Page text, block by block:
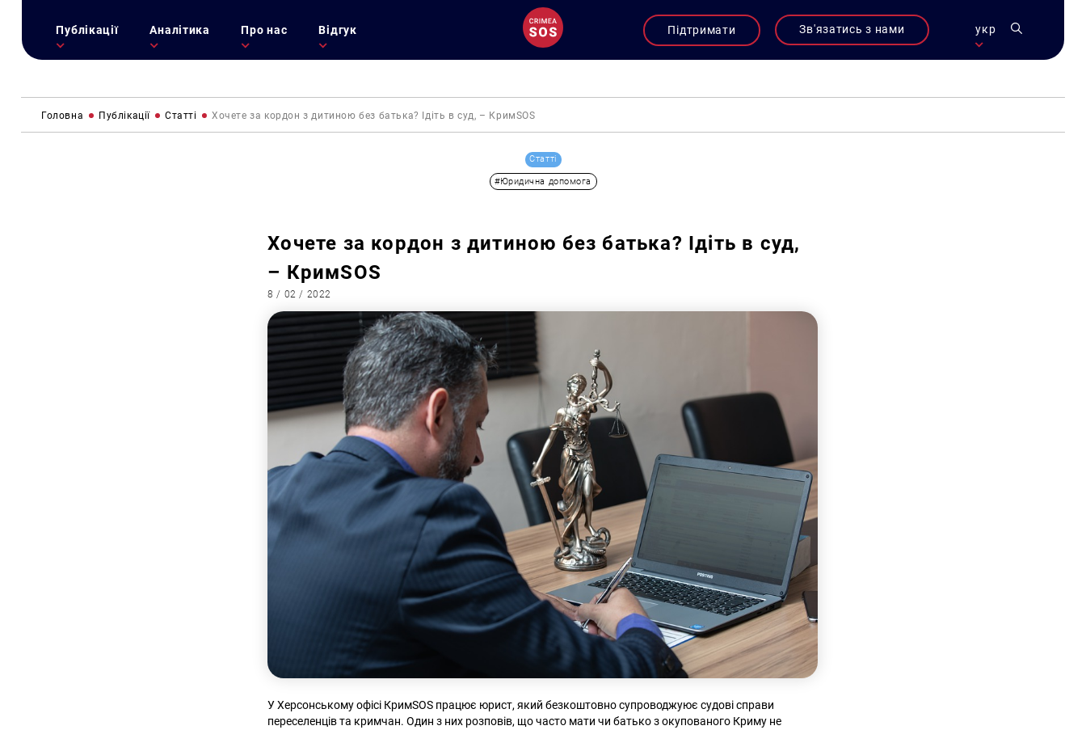
Публікації Аналітика Про нас Відгук Підтримати Зв'язатись з нами укр
Головна Публікації Статті Хочете за кордон з дитиною без батька? Ідіть в суд, – КримSOS
Статті
#Юридична допомога
Хочете за кордон з дитиною без батька? Ідіть в суд,
– КримSOS
8 / 02 / 2022
У Херсонському офісі КримSOS працює юрист, який безкоштовно супроводжуює судові справи
переселенців та кримчан. Один з них розповів, що часто мати чи батько з окупованого Криму не